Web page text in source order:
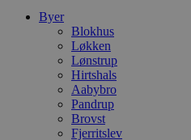
Byer
Blokhus
Løkken
Lønstrup
Hirtshals
Aabybro
Pandrup
Brovst
Fjerritslev